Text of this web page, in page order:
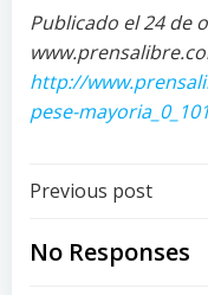
Publicado el 24 de
http://
pese-
Post
Previous post
No Responses